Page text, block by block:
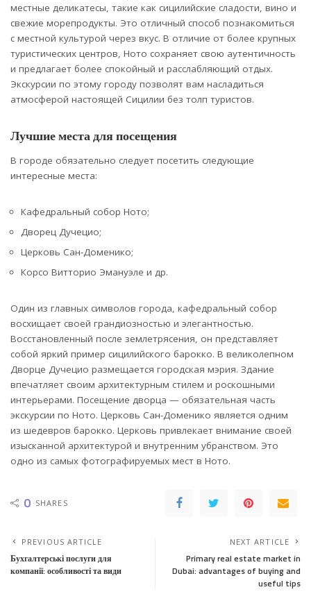
местные деликатесы, такие как сицилийские сладости, вино и
свежие морепродукты. Это отличный способ познакомиться
с местной культурой через вкус. В отличие от более крупных
туристических центров, Ното сохраняет свою аутентичность
и предлагает более спокойный и расслабляющий отдых.
Экскурсии по этому городу позволят вам насладиться
атмосферой настоящей Сицилии без толп туристов.
Лучшие места для посещения
В городе обязательно следует посетить следующие
интересные места:
Кафедральный собор Ното;
Дворец Дучецио;
Церковь Сан-Доменико;
Корсо Витторио Эмануэле и др.
Один из главных символов города, кафедральный собор
восхищает своей грандиозностью и элегантностью.
Восстановленный после землетрясения, он представляет
собой яркий пример сицилийского барокко. В великолепном
Дворце Дучецио размещается городская мэрия. Здание
впечатляет своим архитектурным стилем и роскошными
интерьерами. Посещение дворца — обязательная часть
экскурсии по Ното. Церковь Сан-Доменико является одним
из шедевров барокко. Церковь привлекает внимание своей
изысканной архитектурой и внутренним убранством. Это
одно из самых фотографируемых мест в Ното.
0 SHARES
PREVIOUS ARTICLE
Бухгалтерські послуги для
компанії: особливості та види
NEXT ARTICLE
Primary real estate market in
Dubai: advantages of buying and
useful tips